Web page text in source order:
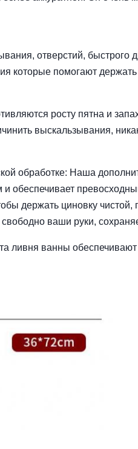
отверстий, быстрого
которые помогают
росту пятна и
выскальзывания,
обработке: Наша
обеспечивает
держать циновку чистой,
ваши руки,
ванны обеспечивают